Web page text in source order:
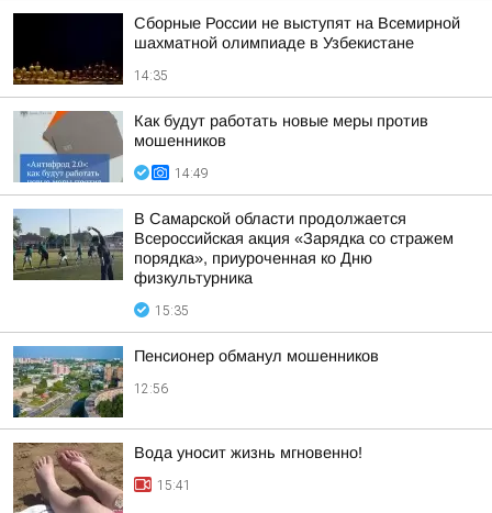
Сборные России не выступят на Всемирной
шахматной олимпиаде в Узбекистане
14:35
Как будут работать новые меры против
мошенников
14:49
В Самарской области продолжается
Всероссийская акция «Зарядка со стражем
порядка», приуроченная ко Дню
физкультурника
15:35
Пенсионер обманул мошенников
12:56
Вода уносит жизнь мгновенно!
15:41